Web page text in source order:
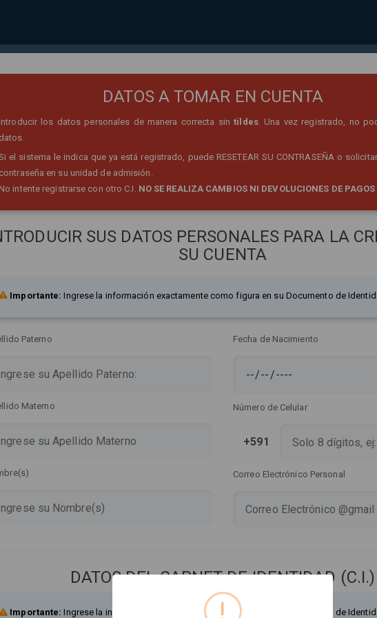
DATOS A TOMAR EN CUENTA
Introducir los datos personales de manera correcta sintildes. Una vez registrado, no
datos.
el sistema le indica que ya está registrado, puede RESETEAR SU CONTRASEÑA o
contraseña en su unidad de admisión.
No intente registrarse con otro C.I. NO SE REALIZA CAMBIOS NI DEVOLUCIONES DE
SUS DATOS PERSONALES PARA LA
SU CUENTA
Importante: Ingrese la información exactamente como figura en su Documento de
Paterno
Materno
Fecha de Nacimiento
Número de Celular
+591
Correo Electrónico Personal
DATOS DEL CARNET DE IDENTIDAD (C.I.)
Importante: Ingrese la información exactamente como figura en su Documento de
!